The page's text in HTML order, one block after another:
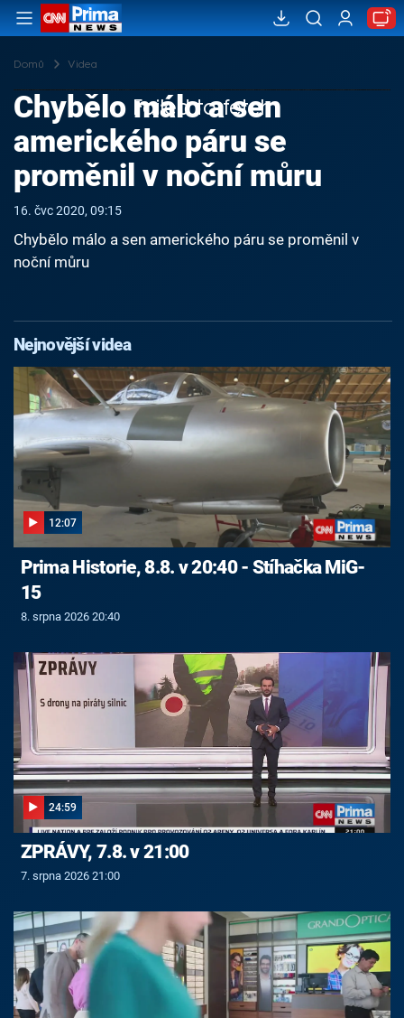
Domů Videa
Failed to fetch
Chybělo málo a sen
amerického páru se
proměnil v noční můru
16. čvc 2020, 09:15
Chybělo málo a sen amerického páru se proměnil v
noční můru
Nejnovější videa
12:07
Prima Historie, 8.8. v 20:40 - Stíhačka MiG-
15
8. srpna 2026 20:40
24:59
ZPRÁVY, 7.8. v 21:00
7. srpna 2026 21:00